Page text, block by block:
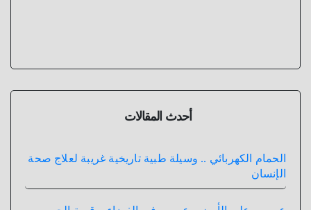
أحدث المقالات
الحمام الكهربائي .. وسيلة طبية تاريخية غريبة لعلاج صحة
الإنسان